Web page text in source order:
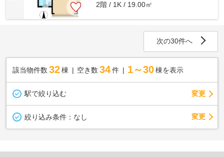
2階 / 1K / 19.00㎡
次の30件へ
該当物件数 32棟 空き数 34 件 1～30 棟を表示
駅で絞り込む 変更
絞り込み条件： なし 変更